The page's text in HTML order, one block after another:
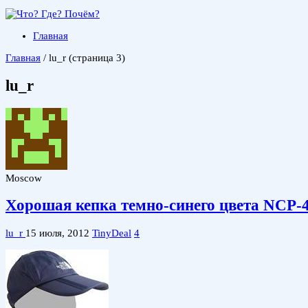
Главная
Главная / lu_r (страница 3)
lu_r
Moscow
Хорошая кепка темно-синего цвета NCP-
lu_r 15 июля, 2012 TinyDeal 4